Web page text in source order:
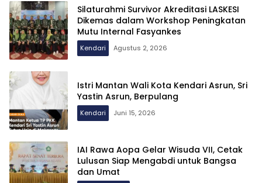
Silaturahmi Survivor Akreditasi LASKESI
Dikemas dalam Workshop Peningkatan
Mutu Internal Fasyankes
Kendari Agustus 2, 2026
Istri Mantan Wali Kota Kendari Asrun, Sri
Yastin Asrun, Berpulang
Kendari Juni 15, 2026
IAI Rawa Aopa Gelar Wisuda VII, Cetak
Lulusan Siap Mengabdi untuk Bangsa
dan Umat